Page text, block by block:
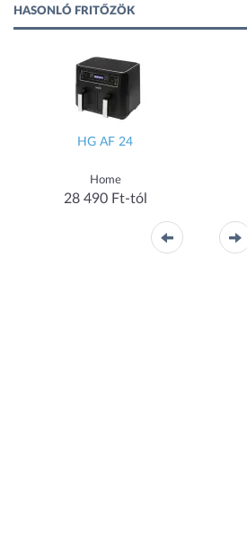
HASONLÓ FRITŐZÖK
HG AF 24
Home
28 490 Ft-tól